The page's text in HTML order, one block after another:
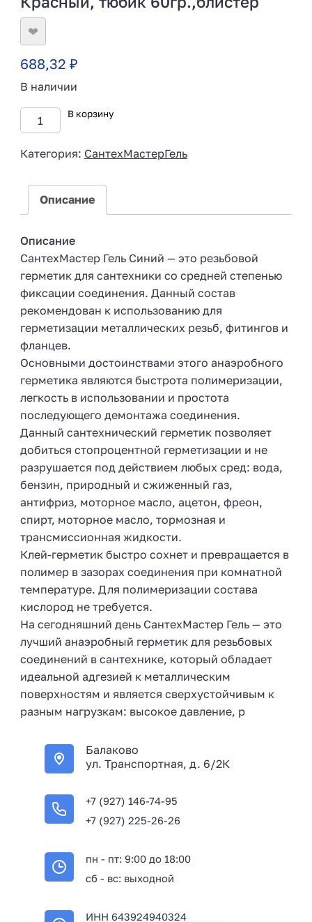
❤
688,32 ₽
В наличии
В корзину
Категория: СантехМастерГель
Описание
Описание
СантехМастер Гель Синий — это резьбовой
герметик для сантехники со средней степенью
фиксации соединения. Данный состав
рекомендован к использованию для
герметизации металлических резьб, фитингов и
фланцев.
Основными достоинствами этого анаэробного
герметика являются быстрота полимеризации,
легкость в использовании и простота
последующего демонтажа соединения.
Данный сантехнический герметик позволяет
добиться стопроцентной герметизации и не
разрушается под действием любых сред: вода,
бензин, природный и сжиженный газ,
антифриз, моторное масло, ацетон, фреон,
спирт, моторное масло, тормозная и
трансмиссионная жидкости.
Клей-герметик быстро сохнет и превращается в
полимер в зазорах соединения при комнатной
температуре. Для полимеризации состава
кислород не требуется.
На сегодняшний день СантехМастер Гель — это
лучший анаэробный герметик для резьбовых
соединений в сантехнике, который обладает
идеальной адгезией к металлическим
поверхностям и является сверхустойчивым к
разным нагрузкам: высокое давление, р
Балаково
ул. Транспортная, д. 6/2К
+7 (927) 146-74-95
+7 (927) 225-26-26
пн - пт: 9:00 до 18:00
сб - вс: выходной
ИНН 643924940324